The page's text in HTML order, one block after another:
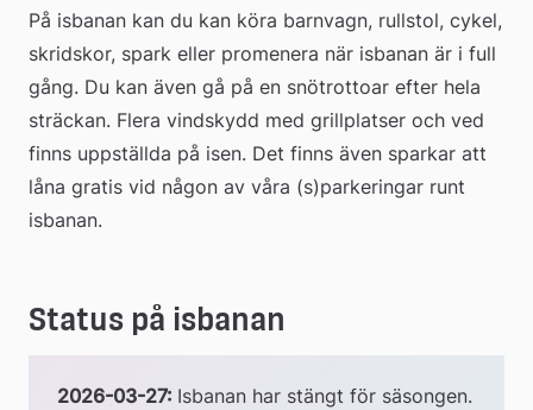
På isbanan kan du kan köra barnvagn, rullstol, cykel,
skridskor, spark eller promenera när isbanan är i full
gång. Du kan även gå på en snötrottoar efter hela
sträckan. Flera vindskydd med grillplatser och ved
finns uppställda på isen. Det finns även sparkar att
låna gratis vid någon av våra (s)parkeringar runt
isbanan.
Status på isbanan
2026-03-27: Isbanan har stängt för säsongen.